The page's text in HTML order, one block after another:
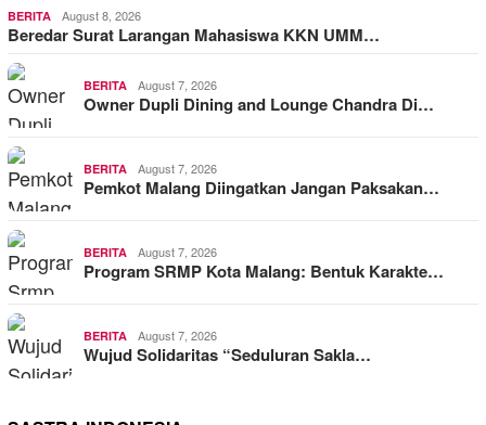
BERITA August 8, 2026
Beredar Surat Larangan Mahasiswa KKN UMM…
BERITA August 7, 2026
Owner Dupli Dining and Lounge Chandra Di…
BERITA August 7, 2026
Pemkot Malang Diingatkan Jangan Paksakan…
BERITA August 7, 2026
Program SRMP Kota Malang: Bentuk Karakte…
BERITA August 7, 2026
Wujud Solidaritas “Seduluran Sakla…